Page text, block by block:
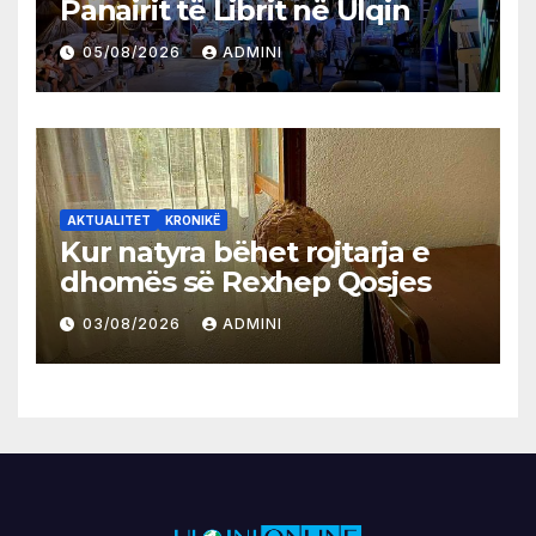
Panairit të Librit në Ulqin
05/08/2026 ADMINI
AKTUALITET KRONIKË
Kur natyra bëhet rojtarja e
dhomës së Rexhep Qosjes
03/08/2026 ADMINI